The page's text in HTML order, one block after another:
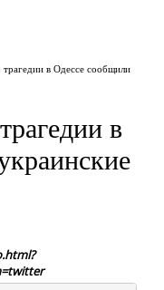
в Одессе сообщили
в